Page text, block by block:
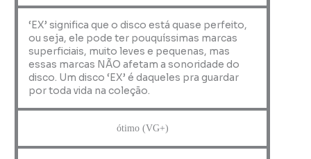
‘EX’ significa que o disco está quase perfeito,
ou seja, ele pode ter pouquíssimas marcas
superficiais, muito leves e pequenas, mas
essas marcas NÃO afetam a sonoridade do
disco. Um disco ‘EX’ é daqueles pra guardar
por toda vida na coleção.
ótimo (VG+)